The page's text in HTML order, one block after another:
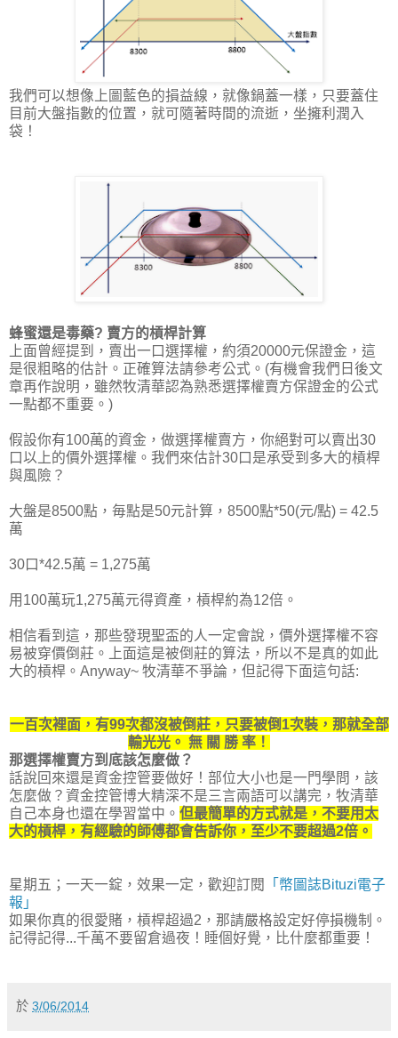
我們可以想像上圖藍色的損益線，就像鍋蓋一樣，只要蓋住
目前大盤指數的位置，就可隨著時間的流逝，坐擁利潤入
袋！
蜂蜜還是毒藥? 賣方的槓桿計算
上面曾經提到，賣出一口選擇權，約須20000元保證金，這
是很粗略的估計。正確算法請參考公式。(有機會我們日後文
章再作說明，雖然牧清華認為熟悉選擇權賣方保證金的公式
一點都不重要。)
假設你有100萬的資金，做選擇權賣方，你絕對可以賣出30
口以上的價外選擇權。我們來估計30口是承受到多大的槓桿
與風險？
大盤是8500點，毎點是50元計算，8500點*50(元/點) = 42.5
萬
30口*42.5萬 = 1,275萬
用100萬玩1,275萬元得資產，槓桿約為12倍。
相信看到這，那些發現聖盃的人一定會說，價外選擇權不容
易被穿價倒莊。上面這是被倒莊的算法，所以不是真的如此
大的槓桿。Anyway~ 牧清華不爭論，但記得下面這句話:
一百次裡面，有99次都沒被倒莊，只要被倒1次裝，那就全部
輸光光。 無 關 勝 率！
那選擇權賣方到底該怎麼做？
話說回來還是資金控管要做好！部位大小也是一門學問，該
怎麼做？資金控管博大精深不是三言兩語可以講完，牧清華
自己本身也還在學習當中。 但最簡單的方式就是，不要用太
大的槓桿，有經驗的師傅都會告訴你，至少不要超過2倍。
星期五；一天一錠，效果一定，歡迎訂閱
「幣圖誌Bituzi電子
報」
如果你真的很愛賭，槓桿超過2，那請嚴格設定好停損機制。
記得記得...千萬不要留倉過夜！睡個好覺，比什麼都重要！
於 3/06/2014